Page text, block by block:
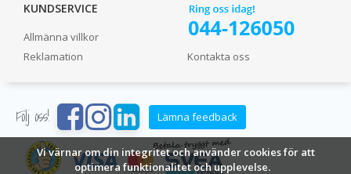
Vi värnar om din integritet och använder cookies för att
optimera funktionalitet och upplevelse.
KUNDSERVICE
Allmänna villkor
Reklamation
Kontakta oss
Följ oss! Lämna feedback